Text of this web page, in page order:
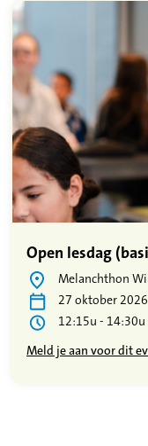
Open lesdag
Melanchthon
27 oktober 2026
12:15u - 14:30u
Meld je aan voor dit